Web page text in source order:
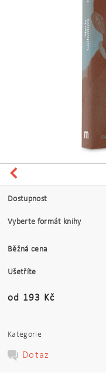
Dostupnost
Vyberte formát knihy
Běžná cena
Ušetříte
od 193 Kč
Kategorie
Dotaz